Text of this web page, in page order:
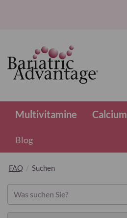
Multivitamine Calcium
Blog
FAQ Suchen